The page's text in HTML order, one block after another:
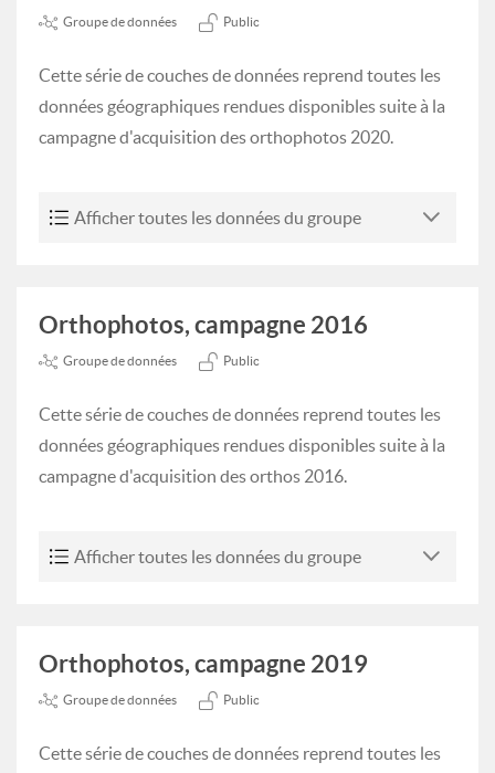
Groupe de données Public
Cette série de couches de données reprend toutes les
données géographiques rendues disponibles suite à la
campagne d'acquisition des orthophotos 2020.
Afficher toutes les données du groupe
Orthophotos, campagne 2016
Groupe de données Public
Cette série de couches de données reprend toutes les
données géographiques rendues disponibles suite à la
campagne d'acquisition des orthos 2016.
Afficher toutes les données du groupe
Orthophotos, campagne 2019
Groupe de données Public
Cette série de couches de données reprend toutes les